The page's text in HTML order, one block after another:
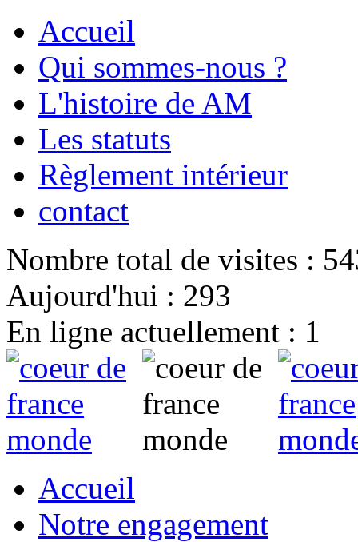
Accueil
Qui sommes-nous ?
L'histoire de AM
Les statuts
Règlement intérieur
contact
Nombre total de visites :
Aujourd'hui : 293
En ligne actuellement : 1
Accueil
Notre engagement